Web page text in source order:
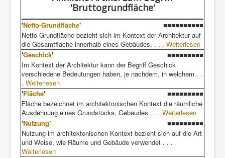
'Bruttogrundfläche'
'Netto-Grundfläche'
■■■■■■■■■■
Netto-Grundfläche bezieht sich im Kontext der Architektur auf
die Gesamtfläche innerhalb eines Gebäudes, . . . Weiterlesen
'Geschick'
■■■■■■■■■
Im Kontext der Architektur kann der Begriff Geschick
verschiedene Bedeutungen haben, je nachdem, in welchem . .
. Weiterlesen
'Fläche'
■■■■■■■■■
Fläche bezeichnet im architektonischen Kontext die räumliche
Ausdehnung eines Grundstücks, Gebäudes . . . Weiterlesen
'Nutzung'
■■■■■■■■■
Nutzung im architektonischen Kontext bezieht sich auf die Art
und Weise, wie Räume und Gebäude verwendet . . .
Weiterlesen